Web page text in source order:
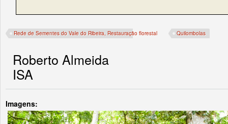
Rede de Sementes do Vale do Ribeira, Restauração florestal Quilombolas
Roberto Almeida
ISA
Imagens: